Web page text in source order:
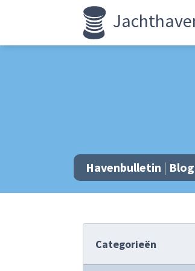
Havenbulletin | Blog
Categorieën